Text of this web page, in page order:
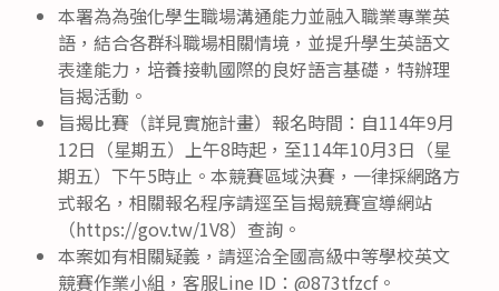
本署為為強化學生職場溝通能力並融入職業專業英
語，結合各群科職場相關情境，並提升學生英語文
表達能力，培養接軌國際的良好語言基礎，特辦理
旨揭活動。
旨揭比賽（詳見實施計畫）報名時間：自114年9月
12日（星期五）上午8時起，至114年10月3日（星
期五）下午5時止。本競賽區域決賽，一律採網路方
式報名，相關報名程序請逕至旨揭競賽宣導網站
（https://gov.tw/1V8）查詢。
本案如有相關疑義，請逕洽全國高級中等學校英文
競賽作業小組，客服Line ID：@873tfzcf。